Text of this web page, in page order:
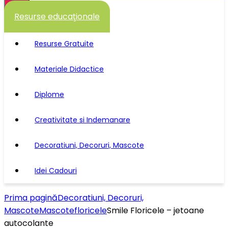
Caută
Resurse educaţionale
Resurse Gratuite
Materiale Didactice
Diplome
Creativitate si Indemanare
Decoratiuni, Decoruri, Mascote
Idei Cadouri
Prima paginăDecoratiuni, Decoruri,
MascoteMascotefloriceleSmile Floricele – jetoane
autocolante